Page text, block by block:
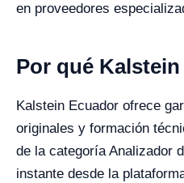
en proveedores
Por qué
Kalstein Ecuador ofrece
originales y formación
de la categoría Analizador
instante desde la